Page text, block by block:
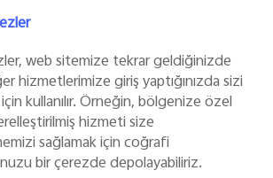
web sitemize tekrar geldiğinizde
hizmetlerimize giriş yaptığınızda sizi
kullanılır. Örneğin, bölgenize özel
hizmeti size
sağlamak için coğrafi
bir çerezde depolayabiliriz.